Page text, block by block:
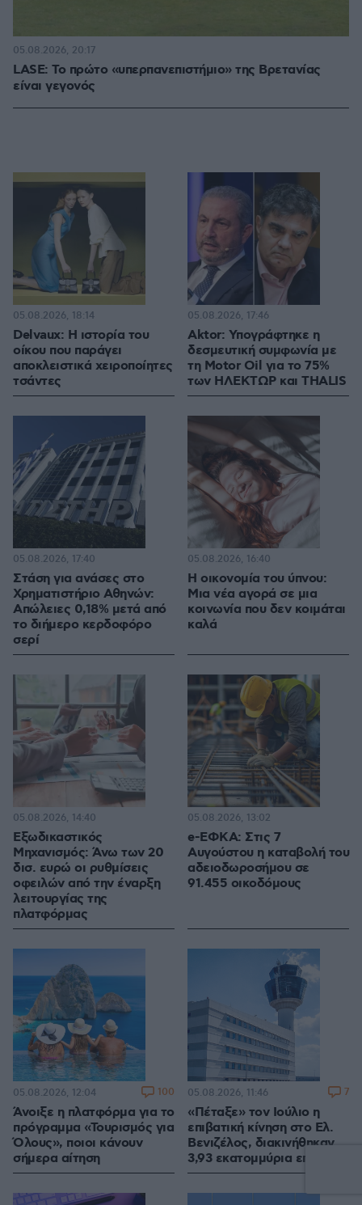
LASE: Το πρώτο «υπερπανεπιστήμιο» της Βρετανίας
είναι γεγονός
05.08.2026, 20:17
Delvaux: Η ιστορία του
οίκου που παράγει
αποκλειστικά χειροποίητες
τσάντες
05.08.2026, 18:14
Aktor: Υπογράφτηκε η
δεσμευτική συμφωνία με
τη Motor Oil για το 75%
των ΗΛΕΚΤΩΡ και THALIS
05.08.2026, 17:46
Στάση για ανάσες στο
Χρηματιστήριο Αθηνών:
Απώλειες 0,18% μετά από
το διήμερο κερδοφόρο
σερί
05.08.2026, 17:40
Η οικονομία του ύπνου:
Μια νέα αγορά σε μια
κοινωνία που δεν κοιμάται
καλά
05.08.2026, 16:40
Εξωδικαστικός
Μηχανισμός: Άνω των 20
δισ. ευρώ οι ρυθμίσεις
οφειλών από την έναρξη
λειτουργίας της
πλατφόρμας
05.08.2026, 14:40
e-ΕΦΚΑ: Στις 7
Αυγούστου η καταβολή του
αδειοδωροσήμου σε
91.455 οικοδόμους
05.08.2026, 13:02
Άνοιξε η πλατφόρμα για το
πρόγραμμα «Τουρισμός για
Όλους», ποιοι κάνουν
σήμερα αίτηση
05.08.2026, 12:04 100
«Πέταξε» τον Ιούλιο η
επιβατική κίνηση στο Ελ.
Βενιζέλος, διακινήθηκαν
3,93 εκατομμύρια επιβάτες
05.08.2026, 11:46 7